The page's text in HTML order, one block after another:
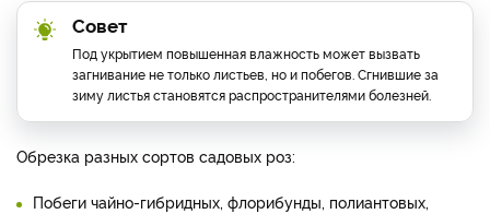
Совет
Под укрытием повышенная влажность может вызвать
загнивание не только листьев, но и побегов. Сгнившие за
зиму листья становятся распространителями болезней.
Обрезка разных сортов садовых роз:
Побеги чайно-гибридных, флорибунды, полиантовых,